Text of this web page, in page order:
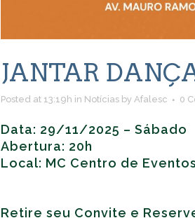
JANTAR
Posted at 13:19h in Notícias by Afalesc 0
Data: 29/11/2025 – Sábado
Abertura: 20h
Local: MC Centro de
Retire seu Convite e